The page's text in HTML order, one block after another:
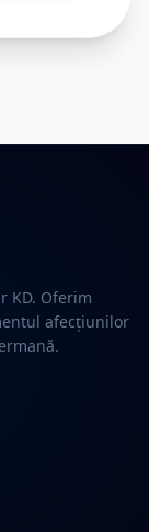
KD. Oferim
afecțiunilor